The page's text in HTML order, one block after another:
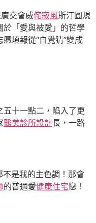
交會威侘寂風斯汀圓規
於「愛與被愛」的哲學
愿填報從“自覺猜”變成
十一點二，陷入了更
醫美診所設計長，一路
是我的主色調！那會
的普通愛健康住宅戀！